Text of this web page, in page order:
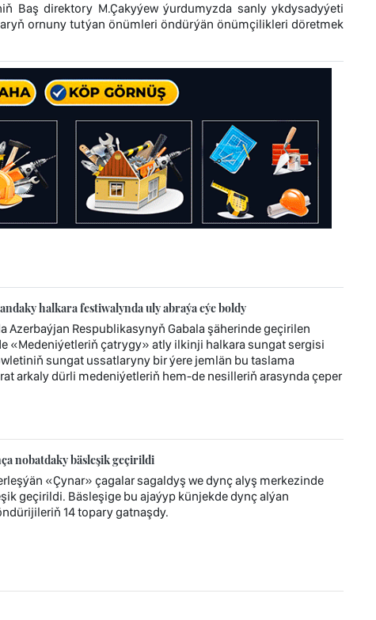
Baş direktory M.Çakyýew ýurdumyzda sanly ykdysadyýeti
ornuny tutýan önümleri öndürýän önümçilikleri döretmek
halkara festiwalynda uly abraýa eýe boldy
Respublikasynyň Gabala şäherinde geçirilen
«Medeniýetleriň çatrygy» atly ilkinji halkara sungat sergisi
sungat ussatlaryny bir ýere jemlän bu taslama
arkaly dürli medeniýetleriň hem-de nesilleriň arasynda çeper
nobatdaky bäsleşik geçirildi
«Çynar» çagalar sagaldyş we dynç alyş merkezinde
geçirildi. Bäsleşige bu ajaýyp künjekde dynç alýan
14 topary gatnaşdy.